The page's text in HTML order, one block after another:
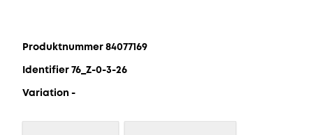
Produktnummer 84077169
Identifier 76_Z-0-3-26
Variation -